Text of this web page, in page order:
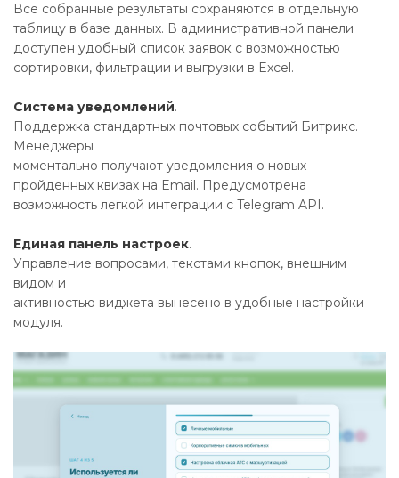
Все собранные результаты сохраняются в отдельную
таблицу в базе данных. В административной панели
доступен удобный список заявок с возможностью
сортировки, фильтрации и выгрузки в Excel.
Система уведомлений.
Поддержка стандартных почтовых событий Битрикс.
Менеджеры
моментально получают уведомления о новых
пройденных квизах на Email. Предусмотрена
возможность легкой интеграции с Telegram API.
Единая панель настроек.
Управление вопросами, текстами кнопок, внешним
видом и
активностью виджета вынесено в удобные настройки
модуля.